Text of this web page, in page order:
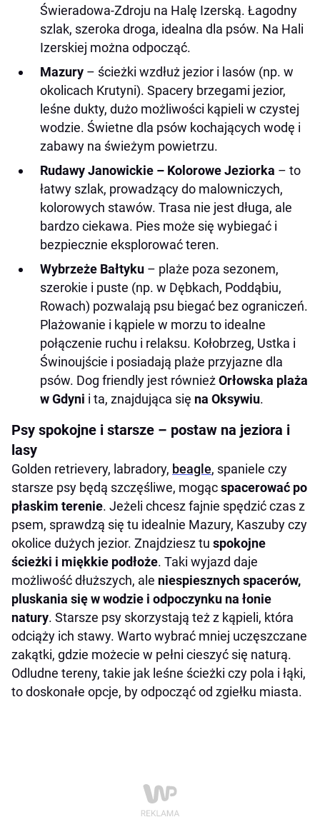
Świeradowa-Zdroju na Halę Izerską. Łagodny
szlak, szeroka droga, idealna dla psów. Na Hali
Izerskiej można odpocząć.
Mazury – ścieżki wzdłuż jezior i lasów (np. w
okolicach Krutyni). Spacery brzegami jezior,
leśne dukty, dużo możliwości kąpieli w czystej
wodzie. Świetne dla psów kochających wodę i
zabawy na świeżym powietrzu.
Rudawy Janowickie – Kolorowe Jeziorka – to
łatwy szlak, prowadzący do malowniczych,
kolorowych stawów. Trasa nie jest długa, ale
bardzo ciekawa. Pies może się wybiegać i
bezpiecznie eksplorować teren.
Wybrzeże Bałtyku – plaże poza sezonem,
szerokie i puste (np. w Dębkach, Poddąbiu,
Rowach) pozwalają psu biegać bez ograniczeń.
Plażowanie i kąpiele w morzu to idealne
połączenie ruchu i relaksu. Kołobrzeg, Ustka i
Świnoujście i posiadają plaże przyjazne dla
psów. Dog friendly jest równieżOrłowska plaża
w Gdyni i ta, znajdująca się na Oksywiu.
Psy spokojne i starsze – postaw na jeziora i
lasy
Golden retrievery, labradory, beagle, spaniele czy
starsze psy będą szczęśliwe, mogącspacerować po
płaskim terenie. Jeżeli chcesz fajnie spędzić czas z
psem, sprawdzą się tu idealnie Mazury, Kaszuby czy
okolice dużych jezior. Znajdziesz tu spokojne
ścieżki i miękkie podłoże. Taki wyjazd daje
możliwość dłuższych, ale niespiesznych spacerów,
pluskania się w wodzie i odpoczynku na łonie
natury. Starsze psy skorzystają też z kąpieli, która
odciąży ich stawy. Warto wybrać mniej uczęszczane
zakątki, gdzie możecie w pełni cieszyć się naturą.
Odludne tereny, takie jak leśne ścieżki czy pola i łąki,
to doskonałe opcje, by odpocząć od zgiełku miasta.